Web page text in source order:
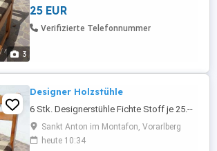
3
25 EUR
Verifizierte Telefonnummer
Designer Holzstühle
6 Stk. Designerstühle Fichte Stoff je 25.--
Sankt Anton im Montafon, Vorarlberg
heute 10:34